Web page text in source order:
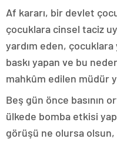
Af kararı, bir devlet
çocuklara cinsel taciz
yardım eden,
baskı yapan ve bu
mahkûm edilen müdür
Beş gün önce basının
ülkede bomba etkisi
görüşü ne olursa